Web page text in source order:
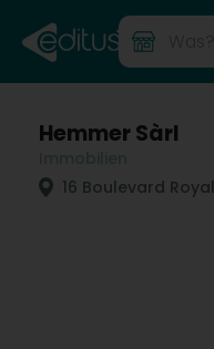
Hemmer Sàrl
16 Boulevard Royal